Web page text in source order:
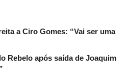
a Ciro Gomes: “Vai ser uma
Rebelo após saída de Joaquim